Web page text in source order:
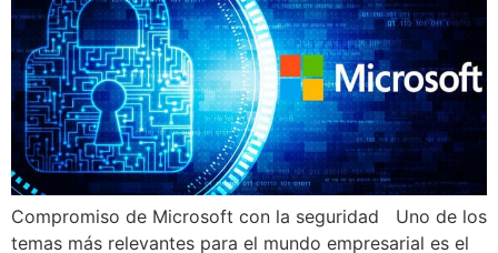
Compromiso de Microsoft con la seguridad Uno de los
temas más relevantes para el mundo empresarial es el